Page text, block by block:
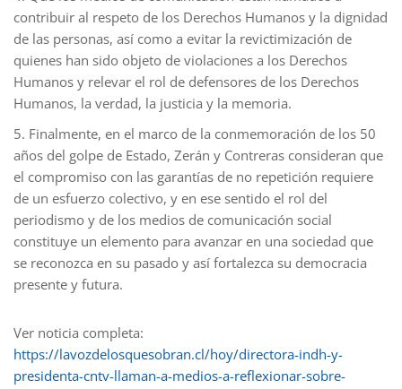
contribuir al respeto de los Derechos Humanos y la dignidad
de las personas, así como a evitar la revictimización de
quienes han sido objeto de violaciones a los Derechos
Humanos y relevar el rol de defensores de los Derechos
Humanos, la verdad, la justicia y la memoria.
5. Finalmente, en el marco de la conmemoración de los 50
años del golpe de Estado, Zerán y Contreras consideran que
el compromiso con las garantías de no repetición requiere
de un esfuerzo colectivo, y en ese sentido el rol del
periodismo y de los medios de comunicación social
constituye un elemento para avanzar en una sociedad que
se reconozca en su pasado y así fortalezca su democracia
presente y futura.
Ver noticia completa:
https://lavozdelosquesobran.cl/hoy/directora-indh-y-
presidenta-cntv-llaman-a-medios-a-reflexionar-sobre-